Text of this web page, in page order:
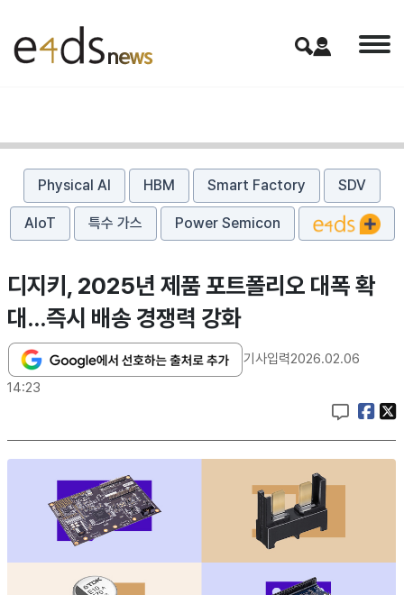
Physical AI HBM Smart Factory SDV
AIoT 특수 가스 Power Semicon
디지키, 2025년 제품 포트폴리오 대폭 확
대…즉시 배송 경쟁력 강화
기사입력2026.02.06
14:23